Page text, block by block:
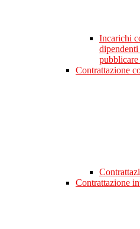
Incarichi
Contrattazione
Contrattazione